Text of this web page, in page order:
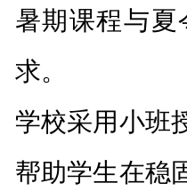
暑期课程与
求。
学校采用小班
帮助学生在稳